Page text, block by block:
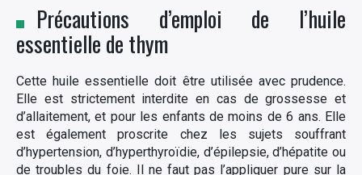
Précautions d’emploi de l’huile
essentielle de thym
Cette huile essentielle doit être utilisée avec prudence.
Elle est strictement interdite en cas de grossesse et
d’allaitement, et pour les enfants de moins de 6 ans. Elle
est également proscrite chez les sujets souffrant
d’hypertension, d’hyperthyroïdie, d’épilepsie, d’hépatite ou
de troubles du foie. Il ne faut pas l’appliquer pure sur la